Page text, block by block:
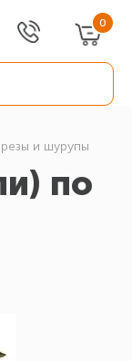
0
и шурупы
по